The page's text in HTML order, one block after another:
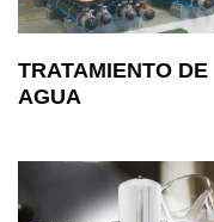
TRATAMIENTO DE
AGUA